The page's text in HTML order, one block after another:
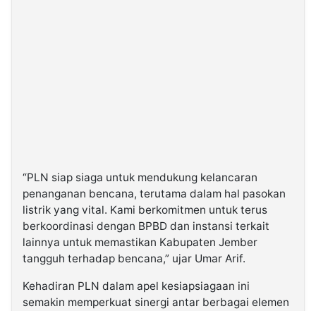
“PLN siap siaga untuk mendukung kelancaran
penanganan bencana, terutama dalam hal pasokan
listrik yang vital. Kami berkomitmen untuk terus
berkoordinasi dengan BPBD dan instansi terkait
lainnya untuk memastikan Kabupaten Jember
tangguh terhadap bencana,” ujar Umar Arif.
Kehadiran PLN dalam apel kesiapsiagaan ini
semakin memperkuat sinergi antar berbagai elemen